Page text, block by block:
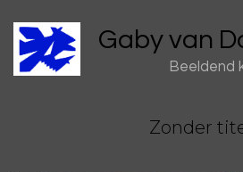
Gaby van
Beeldend
Zonder